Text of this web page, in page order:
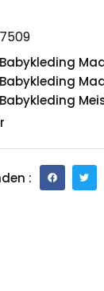
7509
Babykleding
Babykleding
Babykleding
: